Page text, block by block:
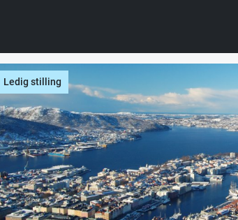
Ledig stilling